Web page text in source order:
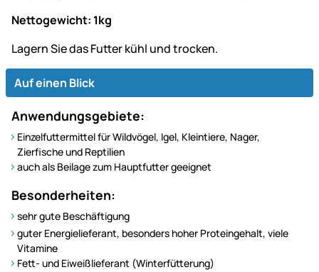
Nettogewicht: 1kg
Lagern Sie das Futter kühl und trocken.
Auf einen Blick
Anwendungsgebiete:
Einzelfuttermittel für Wildvögel, Igel, Kleintiere, Nager,
Zierfische und Reptilien
auch als Beilage zum Hauptfutter geeignet
Besonderheiten:
sehr gute Beschäftigung
guter Energielieferant, besonders hoher Proteingehalt, viele
Vitamine
Fett- und Eiweißlieferant (Winterfütterung)